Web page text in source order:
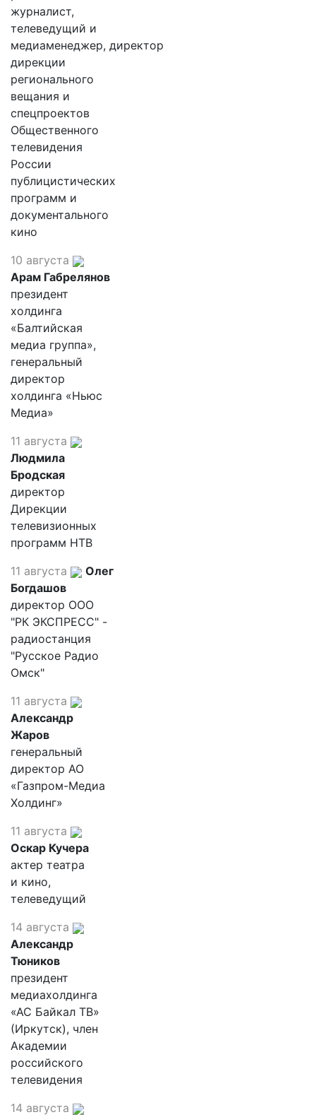
журналист,
телеведущий и
медиаменеджер, директор
дирекции
регионального
вещания и
спецпроектов
Общественного
телевидения
России
публицистических
программ и
документального
кино
10 августа
Арам Габрелянов
президент
холдинга
«Балтийская
медиа группа»,
генеральный
директор
холдинга «Ньюс
Медиа»
11 августа
Людмила
Бродская
директор
Дирекции
телевизионных
программ НТВ
11 августа
Олег
Богдашов
директор ООО
"РК ЭКСПРЕСС" -
радиостанция
"Русское Радио
Омск"
11 августа
Александр
Жаров
генеральный
директор АО
«Газпром-Медиа
Холдинг»
11 августа
Оскар Кучера
актер театра
и кино,
телеведущий
14 августа
Александр
Тюников
президент
медиахолдинга
«АС Байкал ТВ»
(Иркутск), член
Академии
российского
телевидения
14 августа